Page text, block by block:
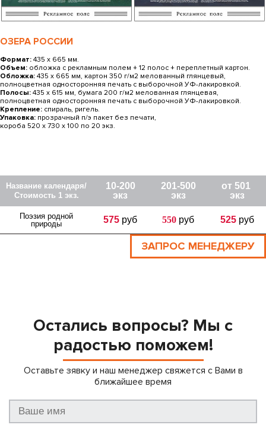
ОЗЕРА РОССИИ
Формат: 435 х 665 мм.
Объем: обложка с рекламным полем + 12 полос + переплетный картон.
Обложка: 435 x 665 мм, картон 350 г/м2 мелованный глянцевый,
полноцветная односторонняя печать с выборочной УФ-лакировкой.
Полосы: 435 x 615 мм, бумага 200 г/м2 мелованная глянцевая,
полноцветная односторонняя печать с выборочной УФ-лакировкой.
Крепление: спираль, ригель.
Упаковка: прозрачный п/э пакет без печати,
короба 520 х 730 х 100 по 20 экз.
Название календаря/
Стоимость 1 экз.
10-200
экз
201-500
экз
от 501
экз
Поэзия родной
природы
575 руб 550 руб 525 руб
ЗАПРОС МЕНЕДЖЕРУ
Остались вопросы? Мы с
радостью поможем!
Оставьте зявку и наш менеджер свяжется с Вами в
ближайшее время